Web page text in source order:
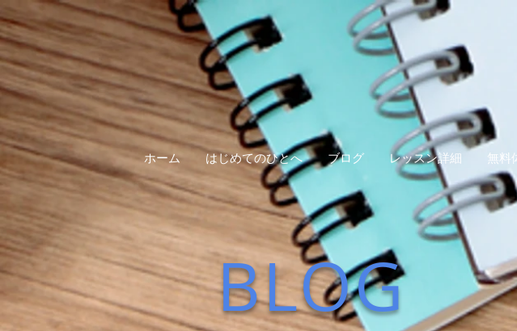
ホーム はじめてのひとへ ブログ レッスン詳細 無料
BLOG